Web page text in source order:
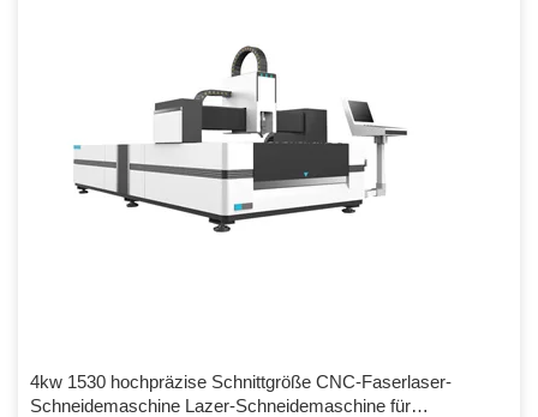
4kw 1530 hochpräzise Schnittgröße CNC-Faserlaser-
Schneidemaschine Lazer-Schneidemaschine für